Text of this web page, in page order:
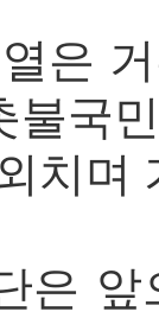
은
불국
치며
은